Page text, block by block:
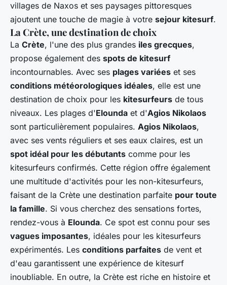
villages de Naxos et ses paysages pittoresques
ajoutent une touche de magie à votre sejour kitesurf.
La Crète, une destination de choix
La Crète, l'une des plus grandes iles grecques,
propose également des spots de kitesurf
incontournables. Avec ses plages variées et ses
conditions météorologiques idéales, elle est une
destination de choix pour les kitesurfeurs de tous
niveaux. Les plages d'Elounda et d'Agios Nikolaos
sont particulièrement populaires. Agios Nikolaos,
avec ses vents réguliers et ses eaux claires, est un
spot idéal pour les débutants comme pour les
kitesurfeurs confirmés. Cette région offre également
une multitude d'activités pour les non-kitesurfeurs,
faisant de la Crète une destination parfaite pour toute
la famille. Si vous cherchez des sensations fortes,
rendez-vous à Elounda. Ce spot est connu pour ses
vagues imposantes, idéales pour les kitesurfeurs
expérimentés. Les conditions parfaites de vent et
d'eau garantissent une expérience de kitesurf
inoubliable. En outre, la Crète est riche en histoire et